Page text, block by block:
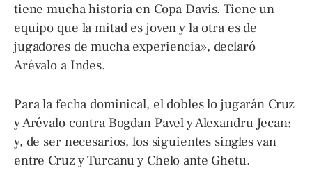
tiene mucha historia en Copa Davis. Tiene un
equipo que la mitad es joven y la otra es de
jugadores de mucha experiencia», declaró
Arévalo a Indes.
Para la fecha dominical, el dobles lo jugarán Cruz
y Arévalo contra Bogdan Pavel y Alexandru Jecan;
y, de ser necesarios, los siguientes singles van
entre Cruz y Turcanu y Chelo ante Ghetu.